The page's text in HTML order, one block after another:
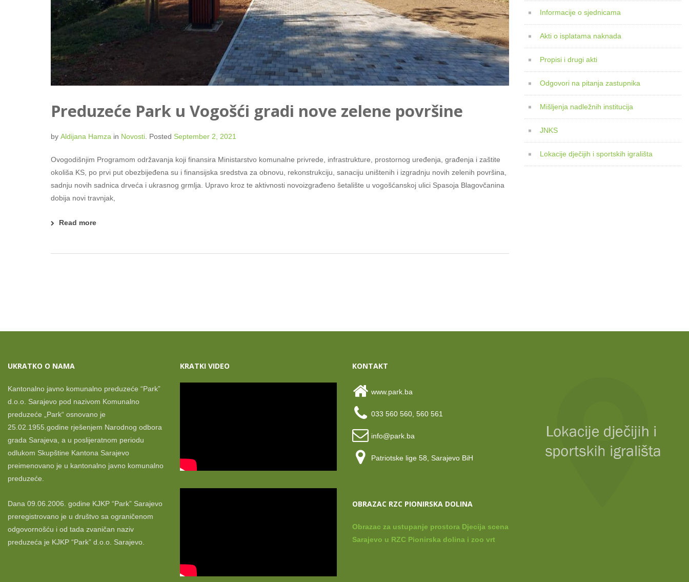
Preduzeće Park u Vogošći gradi nove zelene površine
by Aldijana Hamza in Novosti. Posted September 2, 2021
Ovogodišnjim Programom održavanja koji finansira Ministarstvo komunalne privrede, infrastrukture, prostornog uređenja, građenja i zaštite
okoliša KS, po prvi put obezbijeđena su i finansijska sredstva za obnovu, rekonstrukciju, sanaciju uništenih i izgradnju novih zelenih površina,
sadnju novih sadnica drveća i ukrasnog grmlja. Upravo kroz te aktivnosti novoizgrađeno šetalište u vogošćanskoj ulici Spasoja Blagovčanina
dobija novi travnjak,
Read more
Informacije o sjednicama
Akti o isplatama naknada
Propisi i drugi akti
Odgovori na pitanja zastupnika
Mišljenja nadležnih institucija
JNKS
Lokacije dječijih i sportskih igrališta
UKRATKO O NAMA
Kantonalno javno komunalno preduzeće “Park”
d.o.o. Sarajevo pod nazivom Komunalno
preduzeće „Park“ osnovano je
25.02.1955.godine rješenjem Narodnog odbora
grada Sarajeva, a u poslijeratnom periodu
odlukom Skupštine Kantona Sarajevo
preimenovano je u kantonalno javno komunalno
preduzeće.
Dana 09.06.2006. godine KJKP “Park” Sarajevo
preregistrovano je u društvo sa ograničenom
odgovornošću i od tada zvaničan naziv
preduzeća je KJKP “Park” d.o.o. Sarajevo.
KRATKI VIDEO KONTAKT
www.park.ba
033 560 560, 560 561
info@park.ba
Patriotske lige 58, Sarajevo BiH
OBRAZAC RZC PIONIRSKA DOLINA
Obrazac za ustupanje prostora Djecija scena
Sarajevo u RZC Pionirska dolina i zoo vrt